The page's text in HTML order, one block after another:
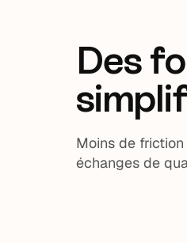
Des
Moins de
échanges de